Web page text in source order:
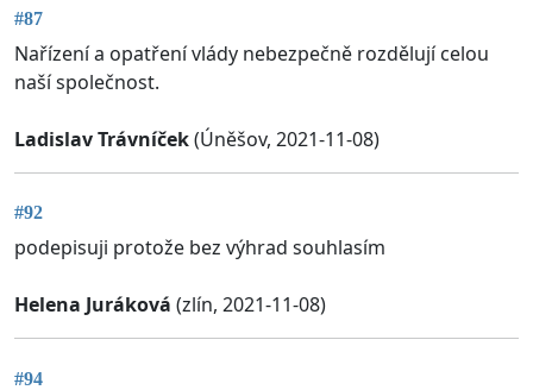
#87
Nařízení a opatření vlády nebezpečně rozdělují celou
naší společnost.
Ladislav Trávníček(Úněšov, 2021-11-08)
#92
podepisuji protože bez výhrad souhlasím
Helena Juráková (zlín, 2021-11-08)
#94